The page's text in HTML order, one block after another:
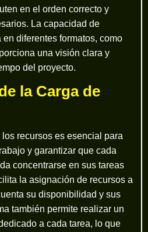
en el orden correcto y
La capacidad de
diferentes formatos, como
una visión clara y
del proyecto.
la Carga de
recursos es esencial para
y garantizar que cada
concentrarse en sus tareas
la asignación de recursos a
su disponibilidad y sus
también permite realizar un
a cada tarea, lo que